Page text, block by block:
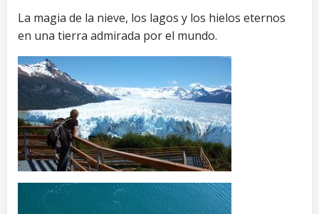
La magia de la nieve, los lagos y los hielos eternos
en una tierra admirada por el mundo.